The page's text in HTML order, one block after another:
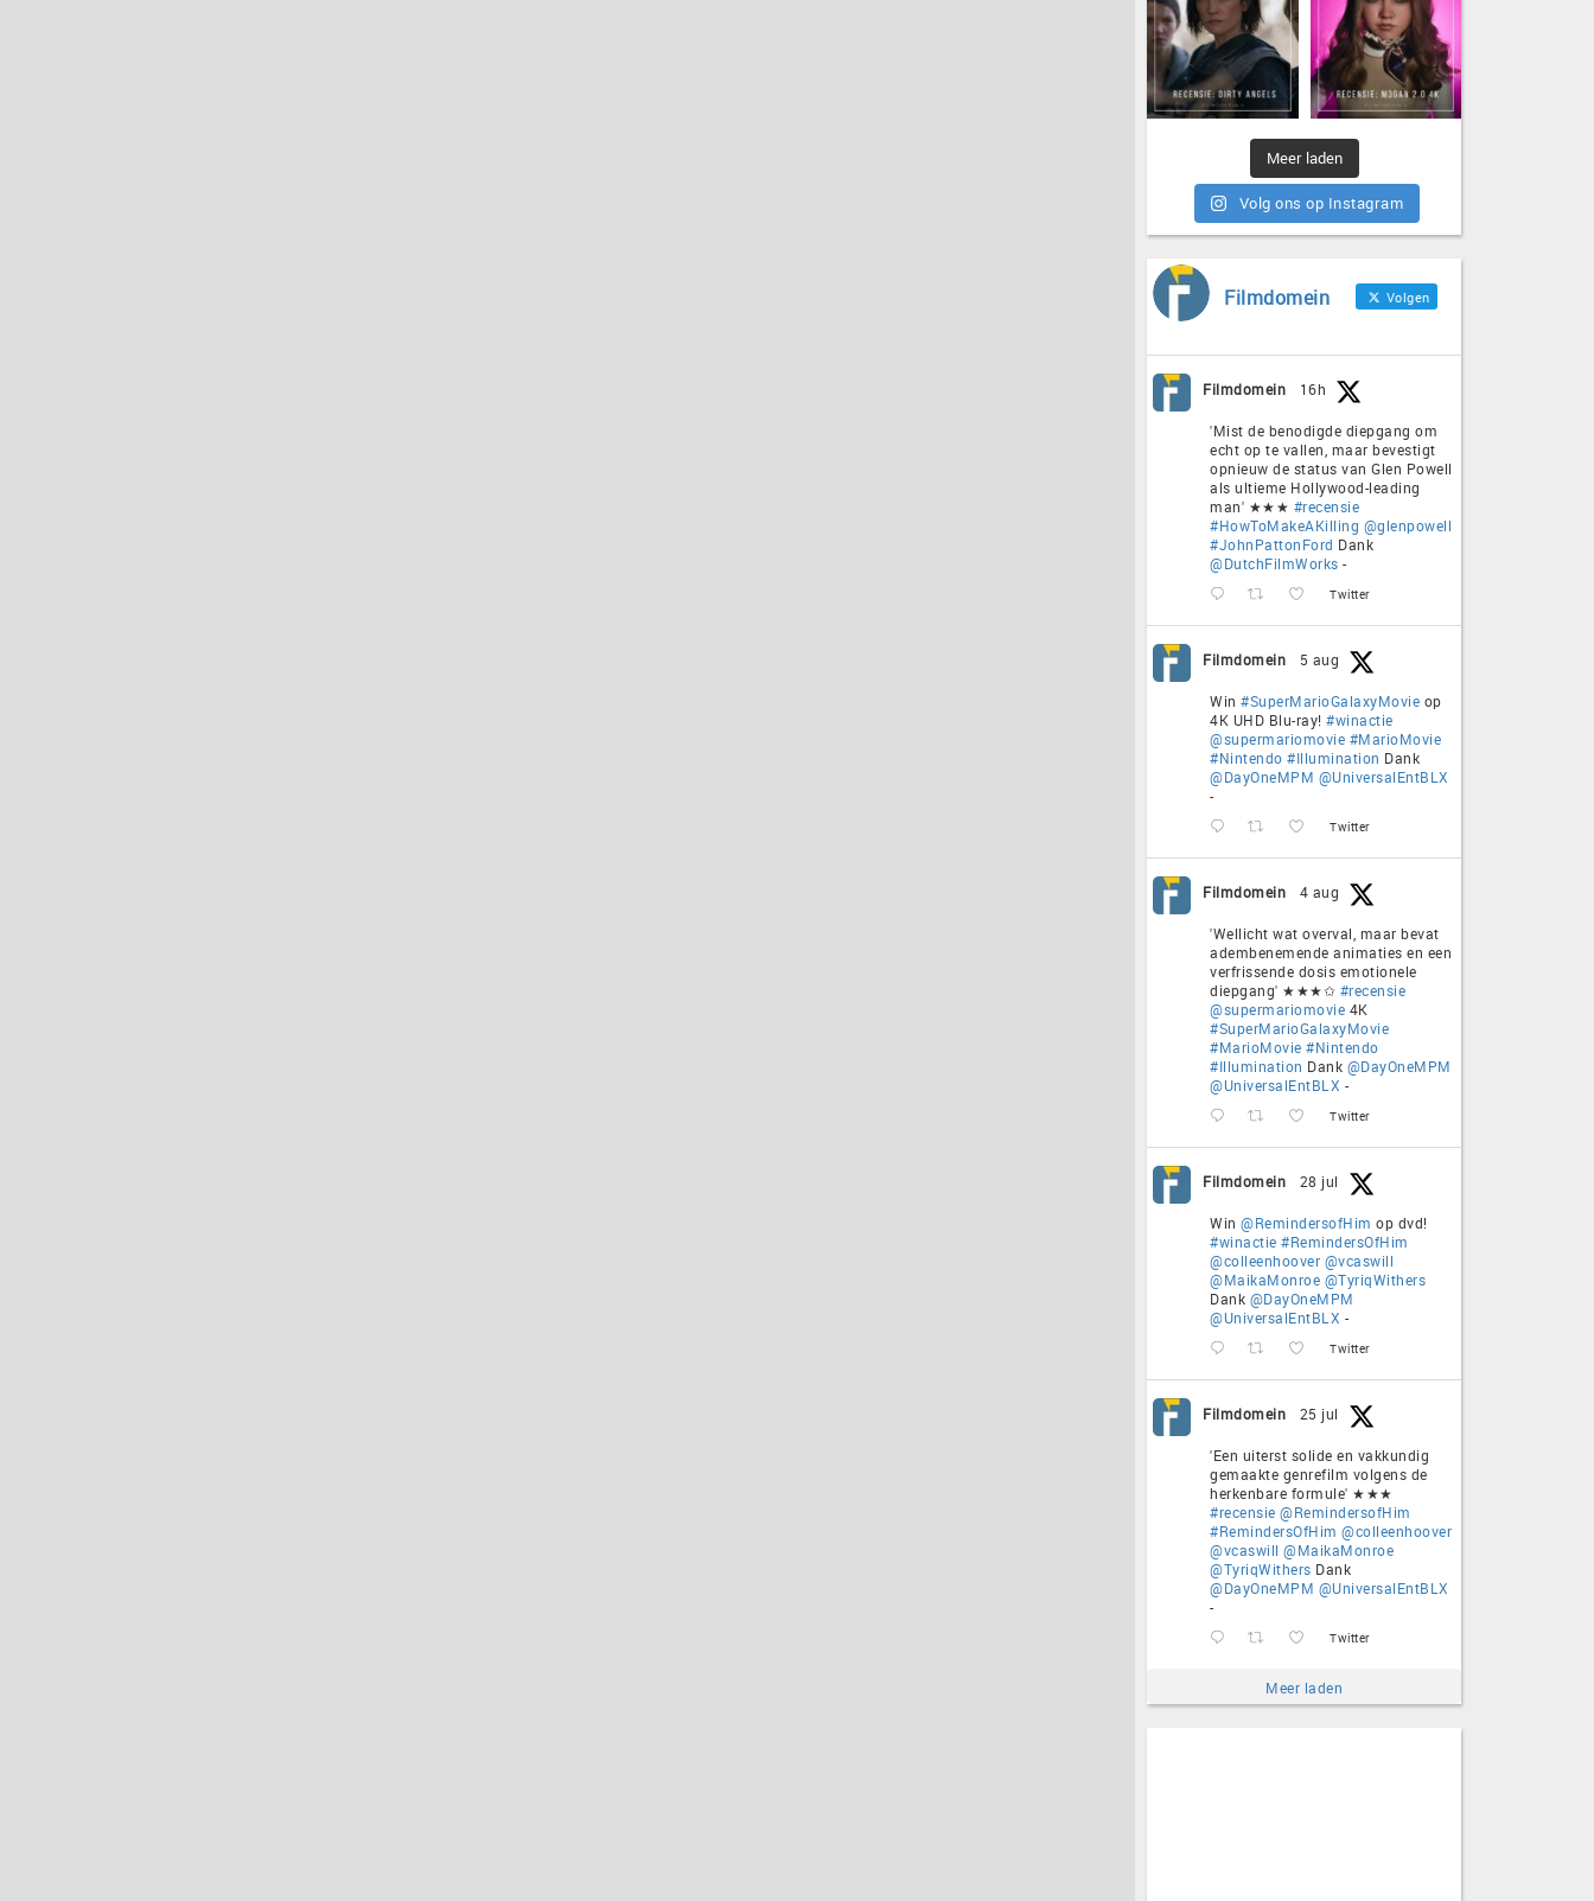
Meer laden
Volg ons op Instagram
Filmdomein Volgen
Filmdomein 16h
'Mist de benodigde diepgang om
echt op te vallen, maar bevestigt
opnieuw de status van Glen Powell
als ultieme Hollywood-leading
man' ★★★ #recensie
#HowToMakeAKilling @glenpowell
#JohnPattonFord Dank
@DutchFilmWorks -
Twitter
Filmdomein 5 aug
Win #SuperMarioGalaxyMovie op
4K UHD Blu-ray! #winactie
@supermariomovie #MarioMovie
#Nintendo #Illumination Dank
@DayOneMPM @UniversalEntBLX
-
Twitter
Filmdomein 4 aug
'Wellicht wat overval, maar bevat
adembenemende animaties en een
verfrissende dosis emotionele
diepgang' ★★★✩ #recensie
@supermariomovie 4K
#SuperMarioGalaxyMovie
#MarioMovie #Nintendo
#Illumination Dank @DayOneMPM
@UniversalEntBLX -
Twitter
Filmdomein 28 jul
Win @RemindersofHim op dvd!
#winactie #RemindersOfHim
@colleenhoover @vcaswill
@MaikaMonroe @TyriqWithers
Dank @DayOneMPM
@UniversalEntBLX -
Twitter
Filmdomein 25 jul
'Een uiterst solide en vakkundig
gemaakte genrefilm volgens de
herkenbare formule' ★★★
#recensie @RemindersofHim
#RemindersOfHim @colleenhoover
@vcaswill @MaikaMonroe
@TyriqWithers Dank
@DayOneMPM @UniversalEntBLX
-
Twitter
Meer laden